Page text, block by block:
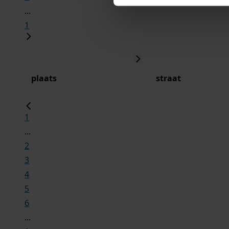
...
1
plaats straat
1
...
2
3
4
5
6
...